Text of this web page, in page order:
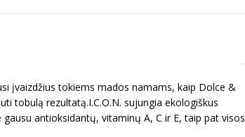
įvaizdžius tokiems mados namams, kaip Dolce &
tobulą rezultatą.I.C.O.N. sujungia ekologiškus
antioksidantų, vitaminų A, C ir E, taip pat visos